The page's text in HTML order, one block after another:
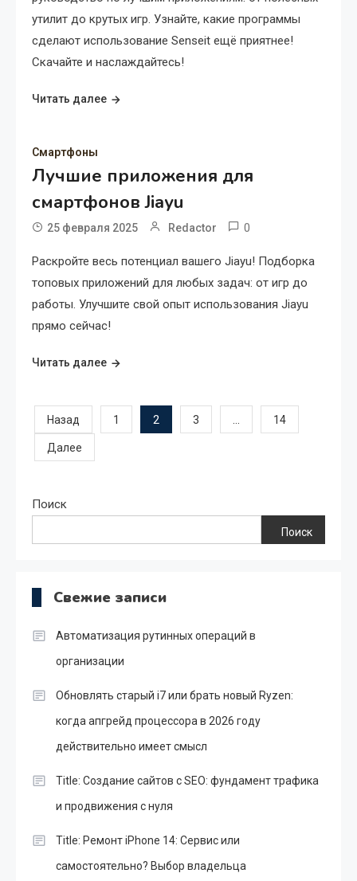
утилит до крутых игр. Узнайте, какие программы
сделают использование Senseit ещё приятнее!
Скачайте и наслаждайтесь!
Читать далее
Смартфоны
Лучшие приложения для
смартфонов Jiayu
25 февраля 2025 Redactor 0
Раскройте весь потенциал вашего Jiayu! Подборка
топовых приложений для любых задач: от игр до
работы. Улучшите свой опыт использования Jiayu
прямо сейчас!
Читать далее
Пагинация
записей
Назад 1 2 3 14
Далее
Поиск
Поиск
Свежие записи
Автоматизация рутинных операций в
организации
Обновлять старый i7 или брать новый Ryzen:
когда апгрейд процессора в 2026 году
действительно имеет смысл
Title: Создание сайтов с SEO: фундамент трафика
и продвижения с нуля
Title: Ремонт iPhone 14: Сервис или
самостоятельно? Выбор владельца